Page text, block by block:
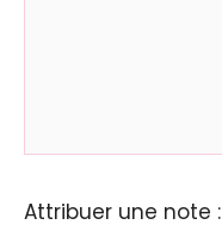
Attribuer une note :